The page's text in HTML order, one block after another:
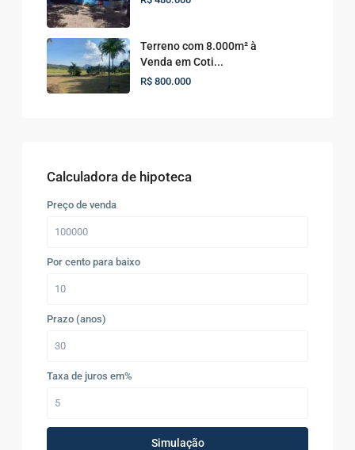
Terreno com 8.000m² à
Venda em Coti...
R$ 800.000
Calculadora de hipoteca
Preço de venda
Por cento para baixo
Prazo (anos)
Taxa de juros em%
Simulação